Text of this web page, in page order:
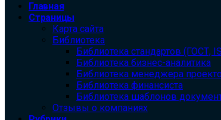
Главная
Страницы
Карта сайта
Библиотека
Библиотека cтандартов (ГОСТ,
Библиотека бизнес-аналитика
Библиотека менеджера
Библиотека финансиста
Библиотека шаблонов
Отзывы о компаниях